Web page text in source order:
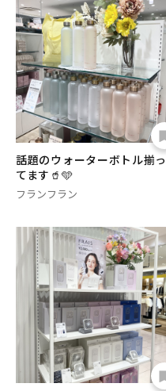
話題のウォーターボトル揃っ
てます🥤🩵
フランフラン